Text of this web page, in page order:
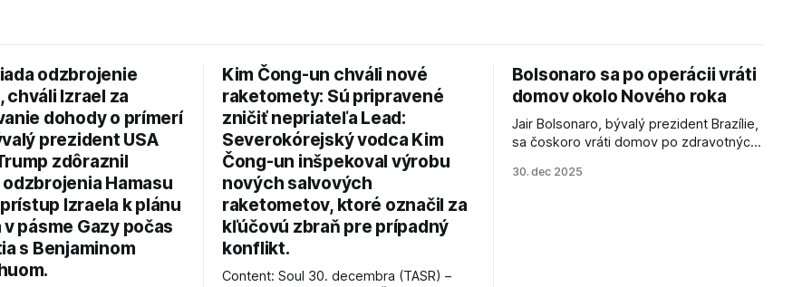
odzbrojenie
chváli Izrael za
dohody o prímerí
prezident USA
zdôraznil
Hamasu
Izraela k plánu
pásme Gazy počas
s Benjaminom
Kim Čong-un chváli nové
raketomety: Sú pripravené
zničiť nepriateľa Lead:
Severokórejský vodca Kim
Čong-un inšpekoval výrobu
nových salvových
raketometov, ktoré označil za
kľúčovú zbraň pre prípadný
konflikt.
Content: Soul 30. decembra (TASR) –
Bolsonaro sa po operácii vráti
domov okolo Nového roka
Jair Bolsonaro, bývalý prezident Brazílie,
sa čoskoro vráti domov po zdravotných
30. dec 2025